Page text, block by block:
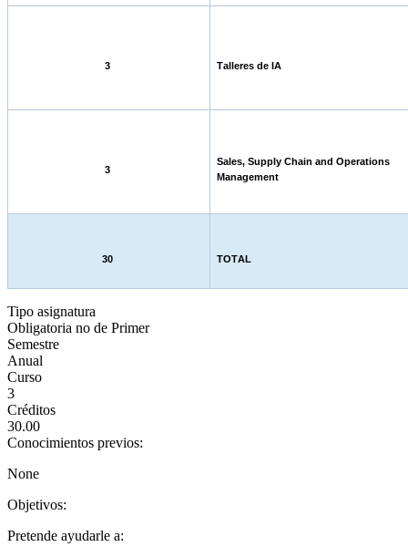
3 Talleres de IA
3
Sales, Supply Chain and Operations
Management
30 TOTAL
Tipo asignatura
Obligatoria no de Primer
Semestre
Anual
Curso
3
Créditos
30.00
Conocimientos previos:
None
Objetivos:
Pretende ayudarle a: